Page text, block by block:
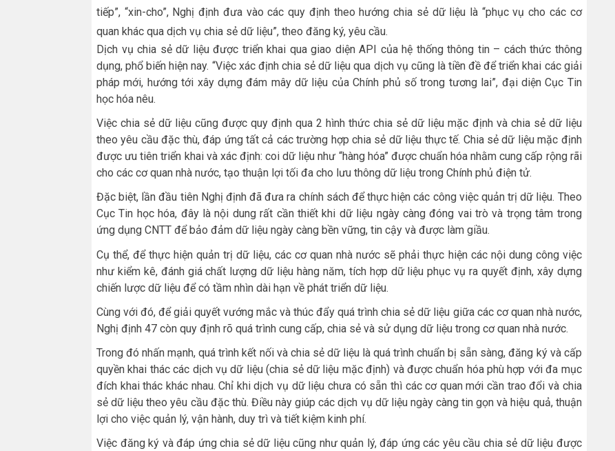
tiếp”, “xin-cho”, Nghị định đưa vào các quy định theo hướng chia sẻ dữ liệu là “phục vụ cho các cơ
quan khác qua dịch vụ chia sẻ dữ liệu”, theo đăng ký, yêu cầu.
Dịch vụ chia sẻ dữ liệu được triển khai qua giao diện API của hệ thống thông tin – cách thức thông
dụng, phổ biến hiện nay. “Việc xác định chia sẻ dữ liệu qua dịch vụ cũng là tiền đề để triển khai các giải
pháp mới, hướng tới xây dựng đám mây dữ liệu của Chính phủ số trong tương lai”, đại diện Cục Tin
học hóa nêu.
Việc chia sẻ dữ liệu cũng được quy định qua 2 hình thức chia sẻ dữ liệu mặc định và chia sẻ dữ liệu
theo yêu cầu đặc thù, đáp ứng tất cả các trường hợp chia sẻ dữ liệu thực tế. Chia sẻ dữ liệu mặc định
được ưu tiên triển khai và xác định: coi dữ liệu như “hàng hóa” được chuẩn hóa nhằm cung cấp rộng rãi
cho các cơ quan nhà nước, tạo thuận lợi tối đa cho lưu thông dữ liệu trong Chính phủ điện tử.
Đặc biệt, lần đầu tiên Nghị định đã đưa ra chính sách để thực hiện các công việc quản trị dữ liệu. Theo
Cục Tin học hóa, đây là nội dung rất cần thiết khi dữ liệu ngày càng đóng vai trò và trọng tâm trong
ứng dụng CNTT để bảo đảm dữ liệu ngày càng bền vững, tin cậy và được làm giầu.
Cụ thể, để thực hiện quản trị dữ liệu, các cơ quan nhà nước sẽ phải thực hiện các nội dung công việc
như kiểm kê, đánh giá chất lượng dữ liệu hàng năm, tích hợp dữ liệu phục vụ ra quyết định, xây dựng
chiến lược dữ liệu để có tầm nhìn dài hạn về phát triển dữ liệu.
Cùng với đó, để giải quyết vướng mắc và thúc đẩy quá trình chia sẻ dữ liệu giữa các cơ quan nhà nước,
Nghị định 47 còn quy định rõ quá trình cung cấp, chia sẻ và sử dụng dữ liệu trong cơ quan nhà nước.
Trong đó nhấn mạnh, quá trình kết nối và chia sẻ dữ liệu là quá trình chuẩn bị sẵn sàng, đăng ký và cấp
quyền khai thác các dịch vụ dữ liệu (chia sẻ dữ liệu mặc định) và được chuẩn hóa phù hợp với đa mục
đích khai thác khác nhau. Chỉ khi dịch vụ dữ liệu chưa có sẵn thì các cơ quan mới cần trao đổi và chia
sẻ dữ liệu theo yêu cầu đặc thù. Điều này giúp các dịch vụ dữ liệu ngày càng tin gọn và hiệu quả, thuận
lợi cho việc quản lý, vận hành, duy trì và tiết kiệm kinh phí.
Việc đăng ký và đáp ứng chia sẻ dữ liệu cũng như quản lý, đáp ứng các yêu cầu chia sẻ dữ liệu được